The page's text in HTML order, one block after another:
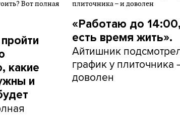
какие
и
«Работаю до
есть время жить».
Айтишник
график у плиточника
доволен